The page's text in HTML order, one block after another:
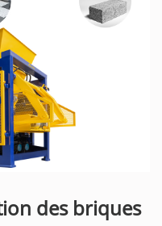
des briques